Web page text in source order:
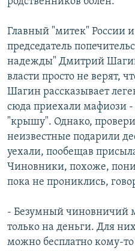
Главный "митек" России
председатель
надежды" Дмитрий
власти просто не верят,
Шагин рассказывает
сюда приехали мафиози -
"крышу". Однако,
неизвестные подарили
уехали, пообещав
Чиновники, похоже,
пока не прониклись,
- Безумный чиновничий
только на деньги. Для
можно бесплатно кому-